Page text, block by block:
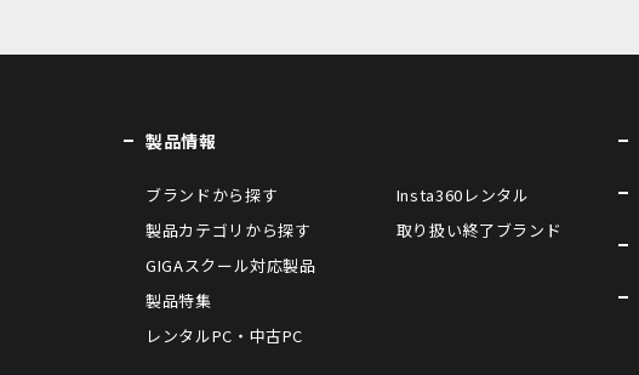
製品情報
ブランドから探す
製品カテゴリから探す
GIGAスクール対応製品
製品特集
レンタルPC・中古PC
Insta360レンタル
取り扱い終了ブランド